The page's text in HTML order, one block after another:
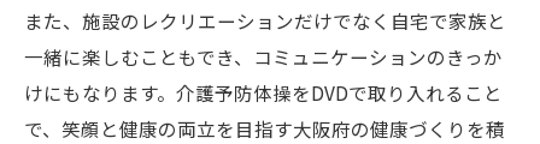
また、施設のレクリエーションだけでなく自宅で家族と
一緒に楽しむこともでき、コミュニケーションのきっか
けにもなります。介護予防体操をDVDで取り入れること
で、笑顔と健康の両立を目指す大阪府の健康づくりを積